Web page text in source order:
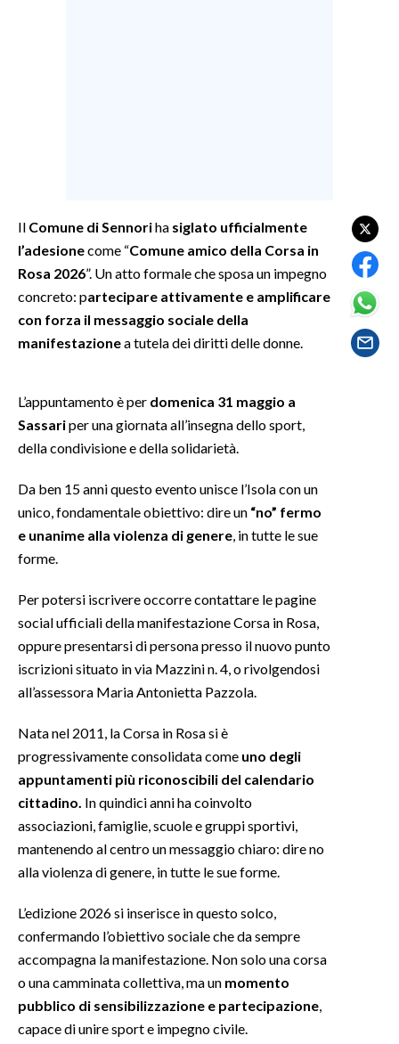
SPETTACOLI
GOSSIP
SARDEGNA TURISMO
SARDI NEL MONDO
EVENTI
3 MINUTI CON
INFO AZIENDE
ANNUNCI
NECROLOGI
PUBBLICITÀ
STORE
Il Comune di Sennoriha siglato ufficialmente
l’adesionecome “Comune amico della Corsa in
Rosa 2026”. Un atto formale che sposa un impegno
concreto: partecipare attivamente e amplificare
con forza il messaggio sociale della
manifestazionea tutela dei diritti delle donne.
L’appuntamento è per domenica 31 maggio a
Sassariper una giornata all’insegna dello sport,
della condivisione e della solidarietà.
Da ben 15 anni questo evento unisce l’Isola con un
unico, fondamentale obiettivo: dire un “no” fermo
e unanime alla violenza di genere , in tutte le sue
forme.
Per potersi iscrivere occorre contattare le pagine
social ufficiali della manifestazione Corsa in Rosa,
oppure presentarsi di persona presso il nuovo punto
iscrizioni situato in via Mazzini n. 4, o rivolgendosi
all’assessora Maria Antonietta Pazzola.
Nata nel 2011, la Corsa in Rosa si è
progressivamente consolidata come uno degli
appuntamenti più riconoscibili del calendario
cittadino. In quindici anni ha coinvolto
associazioni, famiglie, scuole e gruppi sportivi,
mantenendo al centro un messaggio chiaro: dire no
alla violenza di genere, in tutte le sue forme.
L’edizione 2026 si inserisce in questo solco,
confermando l’obiettivo sociale che da sempre
accompagna la manifestazione. Non solo una corsa
o una camminata collettiva, ma un momento
pubblico di sensibilizzazione e partecipazione
capace di unire sport e impegno civile.